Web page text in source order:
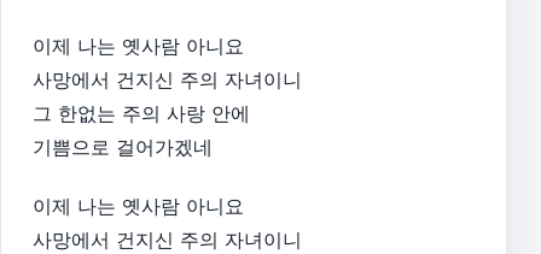
이제 나는 옛사람 아니요
사망에서 건지신 주의 자녀이니
그 한없는 주의 사랑 안에
기쁨으로 걸어가겠네
이제 나는 옛사람 아니요
사망에서 건지신 주의 자녀이니